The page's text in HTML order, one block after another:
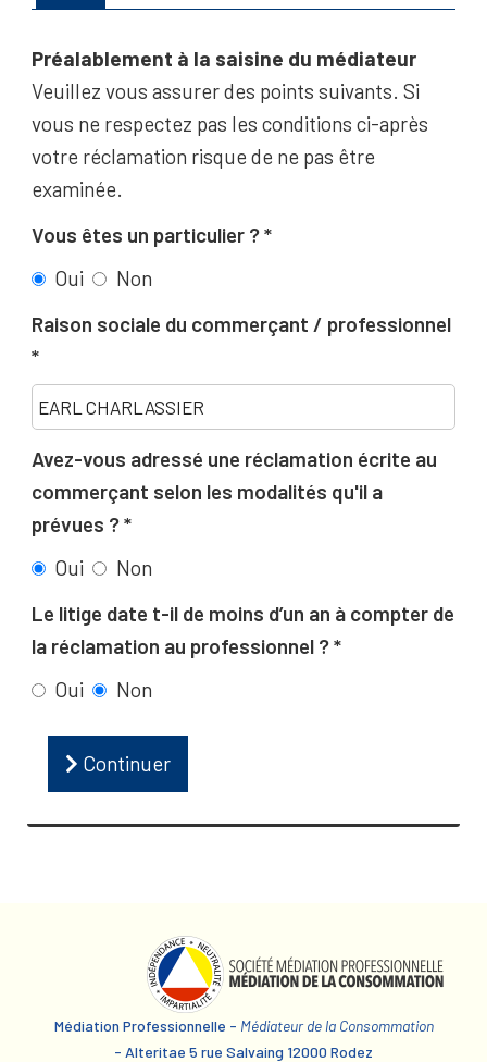
Préalablement à la saisine du médiateur
Veuillez vous assurer des points suivants. Si
vous ne respectez pas les conditions ci-après
votre réclamation risque de ne pas être
examinée.
Vous êtes un particulier ?
Oui
Non
Raison sociale du commerçant / professionnel
Avez-vous adressé une réclamation écrite au
commerçant selon les modalités qu'il a
prévues ?
Oui
Non
Le litige date t-il de moins d’un an à compter de
la réclamation au professionnel ?
Oui
Non
Continuer
Médiation Professionnelle - Médiateur de la Consommation
- Alteritae 5 rue Salvaing 12000 Rodez